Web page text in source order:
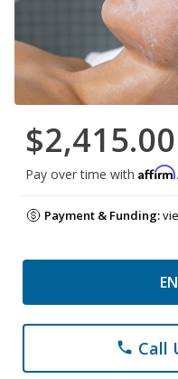
$2,415.00
Pay over time with Affirm
Payment & Funding:
phone Call